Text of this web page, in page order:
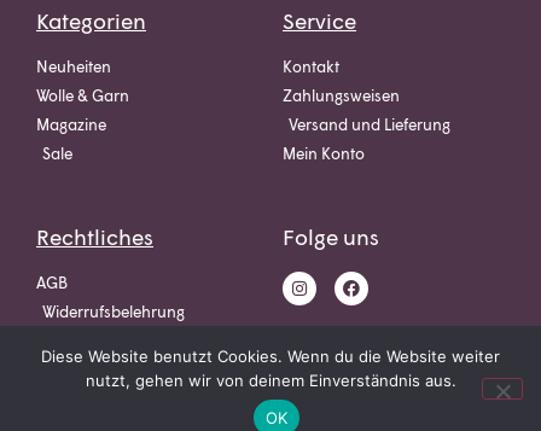
Kategorien
Neuheiten
Wolle & Garn
Magazine
Sale
Service
Kontakt
Zahlungsweisen
Versand und Lieferung
Mein Konto
Rechtliches
AGB
Widerrufsbelehrung
Folge uns
Diese Website benutzt Cookies. Wenn du die Website weiter
nutzt, gehen wir von deinem Einverständnis aus.
OK